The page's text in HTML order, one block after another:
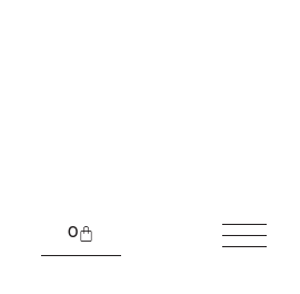
0
calitate.